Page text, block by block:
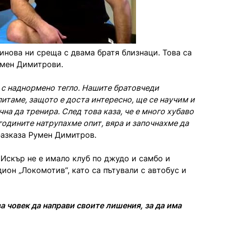
ни среща с двама братя близнаци. Това са
Димитрови.
наднормено тегло. Нашите братовчеди
защото е доста интересно, ще се научим и
да тренира. След това каза, че е много хубаво
натрупахме опит, вяра и започнахме да
Румен Димитров.
не е имало клуб по джудо и самбо и
„Локомотив“, като са пътували с автобус и
човек да направи своите лишения, за да има